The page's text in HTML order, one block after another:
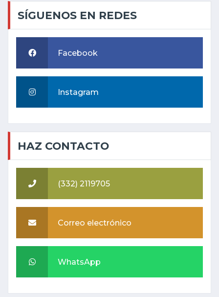
SÍGUENOS EN REDES
Facebook
Instagram
HAZ CONTACTO
(332) 2119705
Correo electrónico
WhatsApp